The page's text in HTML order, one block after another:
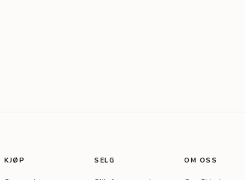
KJØP SELG OM OSS